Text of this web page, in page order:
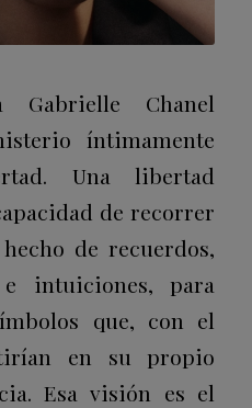
Chanel
íntimamente
Una libertad
de recorrer
de recuerdos,
intuiciones, para
que, con el
en su propio
Esa visión es el